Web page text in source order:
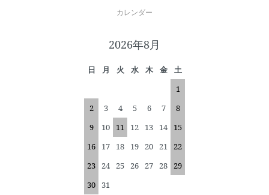
カレンダー
2026年8月
日 月 火 水 木 金
土
1
2
3 4 5 6 7
8
9
10 11 12 13 14
15
16
17 18 19 20 21 22
23 24 25 26 27 28 29
30 31